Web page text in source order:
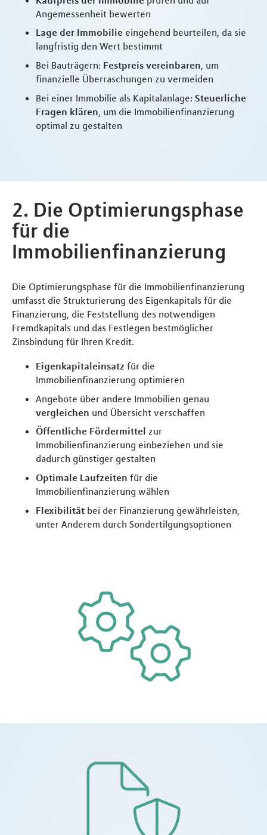
Angemessenheit bewerten
Lage der Immobilie eingehend beurteilen, da sie
langfristig den Wert bestimmt
Bei Bauträgern: Festpreis vereinbaren, um
finanzielle Überraschungen zu vermeiden
Bei einer Immobilie als Kapitalanlage: Steuerliche
Fragen klären, um die Immobilienfinanzierung
optimal zu gestalten
2. Die Optimierungsphase
für die
Immobilienfinanzierung
Die Optimierungsphase für die Immobilienfinanzierung
umfasst die Strukturierung des Eigenkapitals für die
Finanzierung, die Feststellung des notwendigen
Fremdkapitals und das Festlegen bestmöglicher
Zinsbindung für Ihren Kredit.
Eigenkapitaleinsatz für die
Immobilienfinanzierung optimieren
Angebote über andere Immobilien genau
vergleichen und Übersicht verschaffen
Öffentliche Fördermittel zur
Immobilienfinanzierung einbeziehen und sie
dadurch günstiger gestalten
Optimale Laufzeiten für die
Immobilienfinanzierung wählen
Flexibilität bei der Finanzierung gewährleisten,
unter Anderem durch Sondertilgungsoptionen